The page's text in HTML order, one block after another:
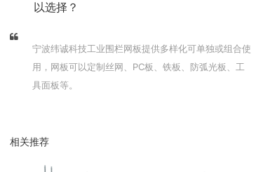
以选择？
宁波纬诚科技工业围栏网板提供多样化可单独或组合使
用，网板可以定制丝网、PC板、铁板、防弧光板、工
具面板等。
相关推荐